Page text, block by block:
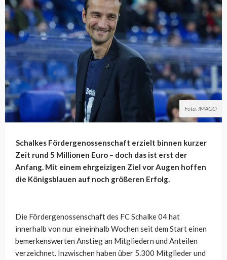
Foto: IMAGO
Schalkes Fördergenossenschaft erzielt binnen kurzer
Zeit rund 5 Millionen Euro – doch das ist erst der
Anfang. Mit einem ehrgeizigen Ziel vor Augen hoffen
die Königsblauen auf noch größeren Erfolg.
Die Fördergenossenschaft des FC Schalke 04 hat
innerhalb von nur eineinhalb Wochen seit dem Start einen
bemerkenswerten Anstieg an Mitgliedern und Anteilen
verzeichnet. Inzwischen haben über 5.300 Mitglieder und